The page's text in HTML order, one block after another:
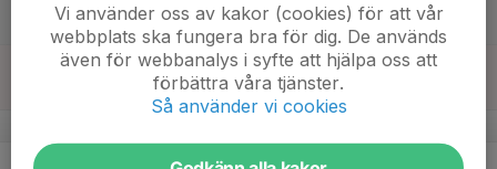
20 Sprint, kast
Vi använder oss av kakor (cookies) för att vår
webbplats ska fungera bra för dig. De används
även för webbanalys i syfte att hjälpa oss att
förbättra våra tjänster.
Så använder vi cookies